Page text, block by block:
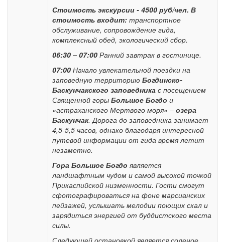
Стоимость экскурсии - 4500 руб/чел. В
стоимость входит: транспортное
обслуживание, сопровождение гида,
комплексный обед, экологический сбор.
06:30 – 07:00 Ранний завтрак в гостинице.
07:00 Начало увлекательной поездки на
заповедную территорию Богдинско-
Баскунчакского заповедника с посещением
Священной горы Большое Богдо и
«астраханского Мертвого моря» – озера
Баскунчак. Дорога до заповедника занимает
4,5-5,5 часов, однако благодаря интересной
путевой информации от гида время летит
незаметно.
Гора Большое Богдо является
ландшафтным чудом и самой высокой точкой
Прикаспийской низменности. Гости смогут
сфотографироваться на фоне марсианских
пейзажей, услышать мелодии поющих скал и
зарядиться энергией от буддистского места
силы.
Следующей остановкой является соленое